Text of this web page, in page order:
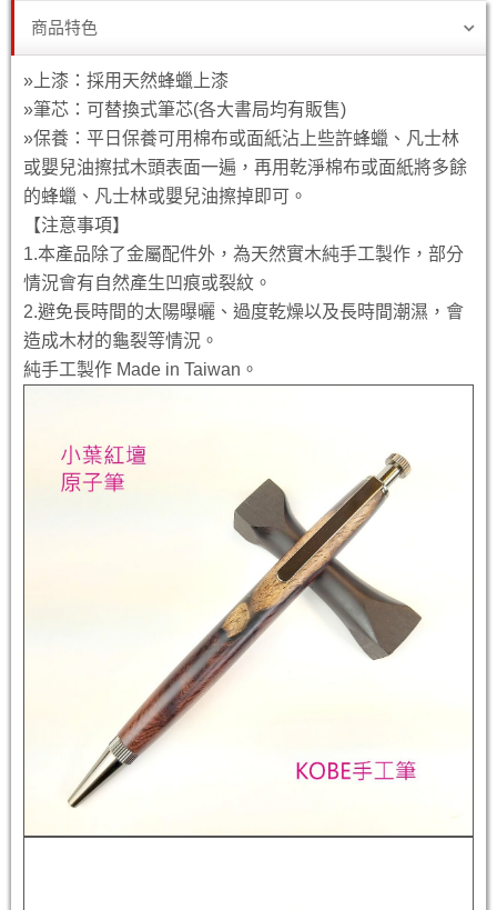
商品特色
»上漆：採用天然蜂蠟上漆
»筆芯：可替換式筆芯(各大書局均有販售)
»保養：平日保養可用棉布或面紙沾上些許蜂蠟、凡士林
或嬰兒油擦拭木頭表面一遍，再用乾淨棉布或面紙將多餘
的蜂蠟、凡士林或嬰兒油擦掉即可。
【注意事項】
1.本產品除了金屬配件外，為天然實木純手工製作，部分
情況會有自然產生凹痕或裂紋。
2.避免長時間的太陽曝曬、過度乾燥以及長時間潮濕，會
造成木材的龜裂等情況。
純手工製作 Made in Taiwan。